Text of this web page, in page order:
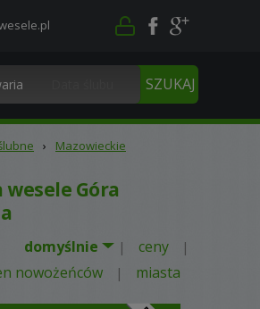
› Mazowieckie
Góra
domyślnie | ceny |
nowożeńców | miasta